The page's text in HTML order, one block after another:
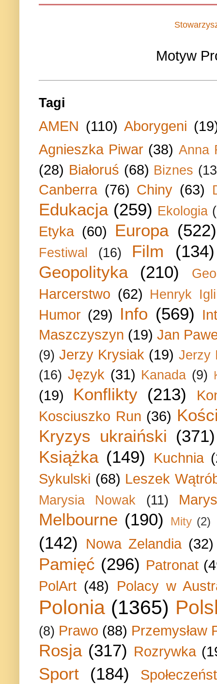
Motyw
Tagi
AMEN (110) Aborygeni
Agnieszka Piwar (38) Anna
(28) Białoruś (68) Biznes
Canberra (76) Chiny (63)
Edukacja (259) Ekologia
Etyka (60) Europa (522)
Festiwal (16) Film
(134)
Geopolityka
(210)
Harcerstwo (62) Henryk
Humor (29) Info (569)
Maszczyszyn (19) Jan
(9) Jerzy Krysiak (19) Jerzy
(16) Język (31) Kanada (9)
(19) Konflikty (213)
Kosciuszko Run (36)
Kryzys ukraiński (371)
Książka (149) Kuchnia
Sykulski (68) Leszek
Marysia Nowak (11)
Melbourne (190) Mity (2)
(142) Nowa Zelandia (32)
Pamięć (296) Patronat
PolArt (48) Polacy w
Polonia (1365)
(8) Prawo (88) Przemysław
Rosja (317) Rozrywka
Sport (184)